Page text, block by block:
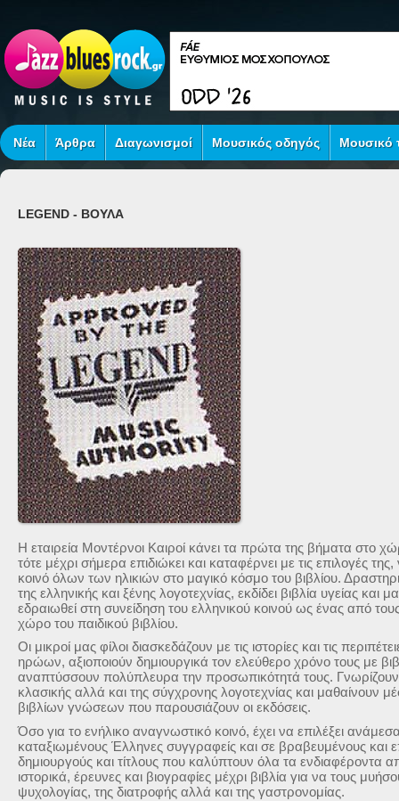
Νέα Άρθρα Διαγωνισμοί Μουσικός οδηγός Μουσικό
LEGEND - ΒΟΥΛΑ
Η εταιρεία Μοντέρνοι Καιροί κάνει τα πρώτα της βήματα στο
τότε μέχρι σήμερα επιδιώκει και καταφέρνει με τις επιλογές
κοινό όλων των ηλικιών στο μαγικό κόσμο του βιβλίου.
της ελληνικής και ξένης λογοτεχνίας, εκδίδει βιβλία υγείας και
εδραιωθεί στη συνείδηση του ελληνικού κοινού ως ένας από
χώρο του παιδικού βιβλίου.
Οι μικροί μας φίλοι διασκεδάζουν με τις ιστορίες και τις
ηρώων, αξιοποιούν δημιουργικά τον ελεύθερο χρόνο τους με
αναπτύσσουν πολύπλευρα την προσωπικότητά τους.
κλασικής αλλά και της σύγχρονης λογοτεχνίας και
βιβλίων γνώσεων που παρουσιάζουν οι εκδόσεις.
Όσο για το ενήλικο αναγνωστικό κοινό, έχει να επιλέξει
καταξιωμένους Έλληνες συγγραφείς και σε βραβευμένους και
δημιουργούς και τίτλους που καλύπτουν όλα τα ενδιαφέροντα
ιστορικά, έρευνες και βιογραφίες μέχρι βιβλία για να τους
ψυχολογίας, της διατροφής αλλά και της γαστρονομίας.